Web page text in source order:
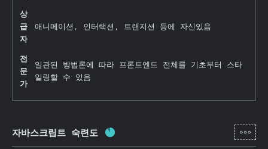
상
급
자
애니메이션, 인터랙션, 트랜지션 등에 자신있음
전
문
가
일관된 방법론에 따라 프론트엔드 전체를 기초부터 스타
일링할 수 있음
자바스크립트 숙련도 완료율: [ko-